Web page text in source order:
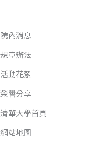
院內消息
規章辦法
活動花絮
榮譽分享
清華大學首頁
網站地圖